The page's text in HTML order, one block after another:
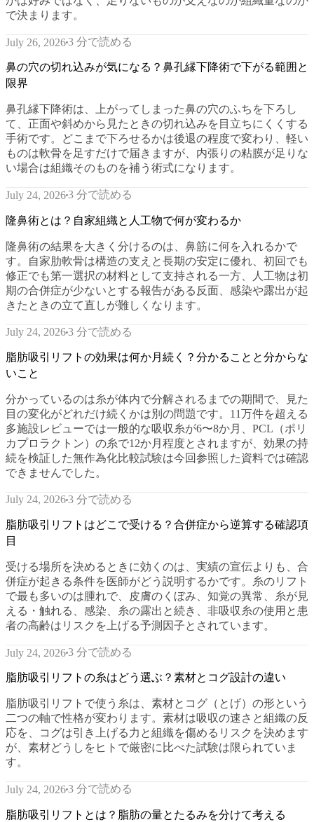
で決まります。
July 26, 20263 分で読める
鼻の穴の切れ込みが気になる？鼻孔縁下降術で下がる範囲と
限界
鼻孔縁下降術は、上がってしまった鼻の穴のふちを下ろし
て、正面や斜めから見たときの切れ込みを目立ちにくくする
手術です。どこまで下ろせるかは後退の程度で変わり、軽い
ものは軟骨を足すだけで届きますが、内張りの粘膜が足りな
い場合は組織そのものを補う術式になります。
July 24, 20263 分で読める
隆鼻術とは？自家組織と人工物で何が変わるか
隆鼻術の結果を大きく分けるのは、鼻筋に何を入れるかで
す。自家肋軟骨は構造の支えと長期の安定に優れ、初回でも
修正でも第一選択の材料として支持される一方、人工物は初
期の合併症が少ないとする報告がある反面、感染や露出が起
きたときの立て直しが難しくなります。
July 24, 20263 分で読める
脂肪吸引リフトの効果は何か月続く？分かることと分からな
いこと
分かっているのは糸が体内で分解されるまでの期間で、見た
目の変化がどれだけ続くかは別の問題です。11万件を超える
多施設レビューでは一般的な吸収糸が6〜8か月、PCL（ポリ
カプロラクトン）の糸で12か月程度とされますが、効果の持
続を検証した無作為化比較試験は今回参照した資料では確認
できませんでした。
July 24, 20263 分で読める
脂肪吸引リフトはどこで受ける？合併症から逆算する確認項
目
受ける場所を決めるときに効くのは、実績の宣伝よりも、合
併症が起きる条件を医師がどう説明するかです。糸のリフト
で最も多いのは腫れで、皮膚のくぼみ、知覚の異常、糸が見
える・触れる、感染、糸の露出と続き、非吸収糸の使用と患
者の高齢はリスクを上げる予測因子とされています。
July 24, 20263 分で読める
脂肪吸引リフトの糸はどう選ぶ？素材とコグ設計の違い
脂肪吸引リフトで使う糸は、素材とコグ（とげ）の形という
二つの軸で性格が変わります。素材は吸収の速さと組織の反
応を、コグは引き上げる力と組織を傷めるリスクを決めます
が、素材どうしをヒトで厳密に比べた試験は限られていま
す。
July 24, 20263 分で読める
脂肪吸引リフトとは？脂肪の量とたるみを分けて考える